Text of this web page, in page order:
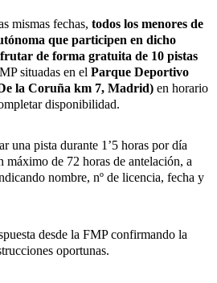
mismas fechas, todos los menores de
que participen en dicho
de forma gratuita de 10 pistas
situadas en el Parque Deportivo
la Coruña km 7, Madrid) en horario
disponibilidad.
una pista durante 1’5 horas por día
máximo de 72 horas de antelación, a
nombre, nº de licencia, fecha y
desde la FMP confirmando la
oportunas.